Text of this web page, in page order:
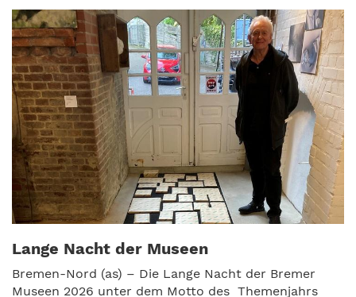
Lange Nacht der Museen
Bremen-Nord (as) – Die Lange Nacht der Bremer
Museen 2026 unter dem Motto des Themenjahrs